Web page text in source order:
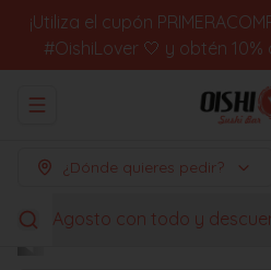
¡Utiliza el cupón
#OishiLover 🤍 y obtén 10%
Abrir menu de navegación
¿Dónde quieres pedir?
Agosto con todo y